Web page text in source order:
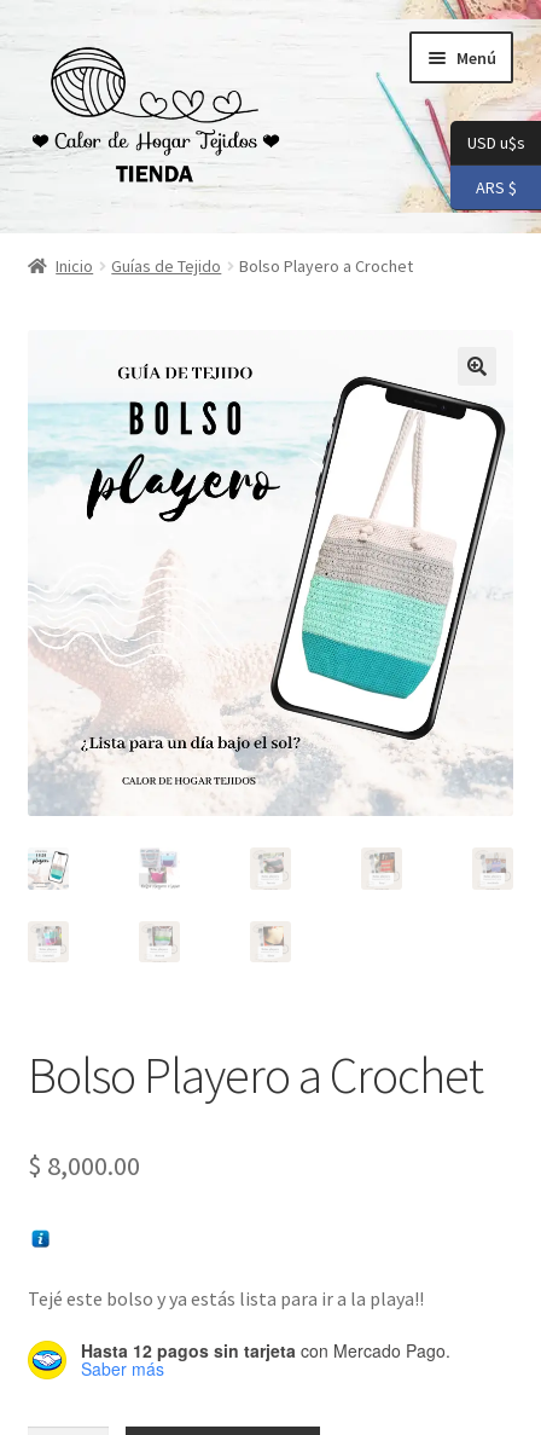
navegación
contenido
Menú
Inicio
Conoceme
Preguntas Frecuentes
Inicio Guías de Tejido Bolso Playero a Crochet
Bolso Playero a Crochet
$ 8,000.00
Tejé este bolso y ya estás lista para ir a la playa!!
Hasta 12 pagos sin tarjetacon Mercado Pago.
Saber más
USD u$s
ARS $